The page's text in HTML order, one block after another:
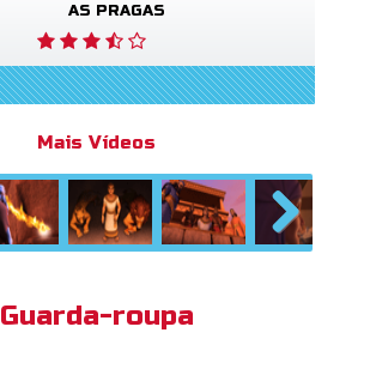
AS PRAGAS
Mais Vídeos
Next
Guarda-roupa